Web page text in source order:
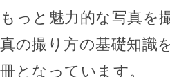
もっと魅力的な写真を
真の撮り方の基礎知識
冊となっています。